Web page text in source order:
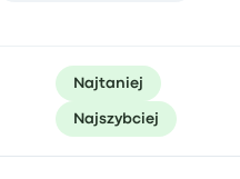
Najtaniej
Najszybciej